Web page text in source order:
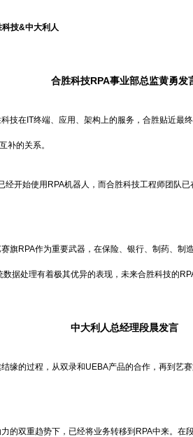
技&中大利人
合胜科技RPA事业部总监黄勇发
技在IT终端、应用、架构上的服务，合胜贴近最
补的关系。
经开始使用RPA机器人，而合胜科技工程师团队
旗RPA作为重要武器，在保险、银行、制药、制
据处理有着极其优异的表现，未来合胜科技的
中大利人总经理段晨发言
缘的过程，从双录和UEBA产品的合作，再到艺
的双重趋势下，已经将业务转移到RPA中来。在